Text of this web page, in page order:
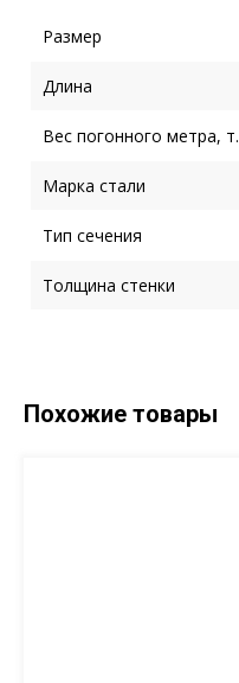
Размер
Длина
Вес погонного метра, т.
Марка стали
Тип сечения
Толщина стенки
Похожие товары